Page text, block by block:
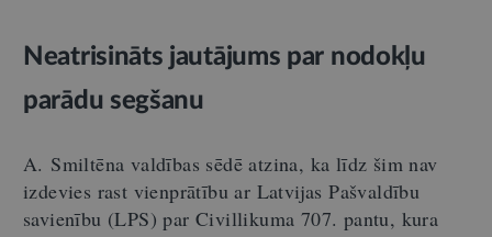
Neatrisināts jautājums par nodokļu
parādu segšanu
A. Smiltēna valdības sēdē atzina, ka līdz šim nav
izdevies rast vienprātību ar Latvijas Pašvaldību
savienību (LPS) par Civillikuma 707. pantu, kura